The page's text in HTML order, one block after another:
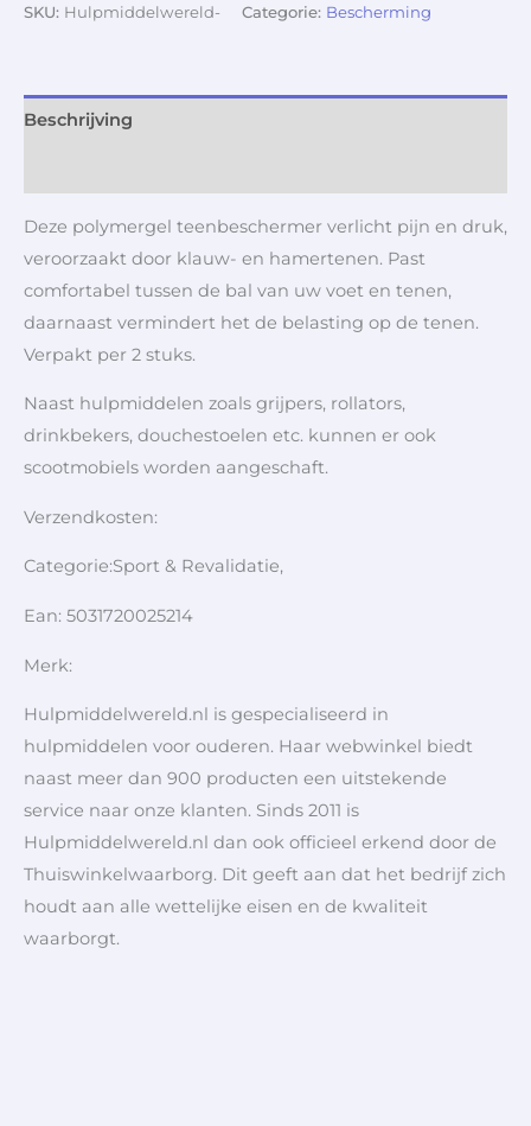
SKU: Hulpmiddelwereld- Categorie: Bescherming
Beschrijving
Deze polymergel teenbeschermer verlicht pijn en druk,
veroorzaakt door klauw- en hamertenen. Past
comfortabel tussen de bal van uw voet en tenen,
daarnaast vermindert het de belasting op de tenen.
Verpakt per 2 stuks.
Naast hulpmiddelen zoals grijpers, rollators,
drinkbekers, douchestoelen etc. kunnen er ook
scootmobiels worden aangeschaft.
Verzendkosten:
Categorie:Sport & Revalidatie,
Ean: 5031720025214
Merk:
Hulpmiddelwereld.nl is gespecialiseerd in
hulpmiddelen voor ouderen. Haar webwinkel biedt
naast meer dan 900 producten een uitstekende
service naar onze klanten. Sinds 2011 is
Hulpmiddelwereld.nl dan ook officieel erkend door de
Thuiswinkelwaarborg. Dit geeft aan dat het bedrijf zich
houdt aan alle wettelijke eisen en de kwaliteit
waarborgt.